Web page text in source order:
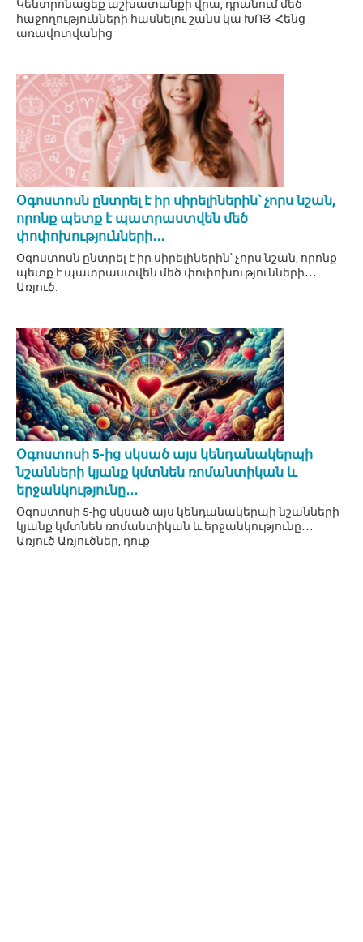
Կենտրոնացեք աշխատանքի վրա, դրանում մեծ
հաջողությունների հասնելու շանս կա ԽՈՅ Հենց
առավոտվանից
Օգոստոսն ընտրել է իր սիրելիներին՝ չորս նշան,
որոնք պետք է պատրաստվեն մեծ
փոփոխությունների․․․
Օգոստոսն ընտրել է իր սիրելիներին՝ չորս նշան, որոնք
պետք է պատրաստվեն մեծ փոփոխությունների․․․
Առյուծ.
Օգոստոսի 5-ից սկսած այս կենդանակերպի
նշանների կյանք կմտնեն ռոմանտիկան և
երջանկությունը․․․
Օգոստոսի 5-ից սկսած այս կենդանակերպի նշանների
կյանք կմտնեն ռոմանտիկան և երջանկությունը․․․
Առյուծ Առյուծներ, դուք